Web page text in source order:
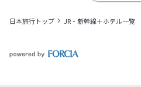
日本旅行トップ JR・新幹線＋ホテル一覧